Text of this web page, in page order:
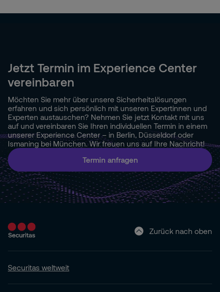
Jetzt Termin im Experience Center
vereinbaren
Möchten Sie mehr über unsere Sicherheitslösungen
erfahren und sich persönlich mit unseren Expertinnen und
Experten austauschen? Nehmen Sie jetzt Kontakt mit uns
auf und vereinbaren Sie Ihren individuellen Termin in einem
unserer Experience Center – in Berlin, Düsseldorf oder
Ismaning bei München. Wir freuen uns auf Ihre Nachricht!
Termin anfragen
Zurück nach oben
Securitas weltweit